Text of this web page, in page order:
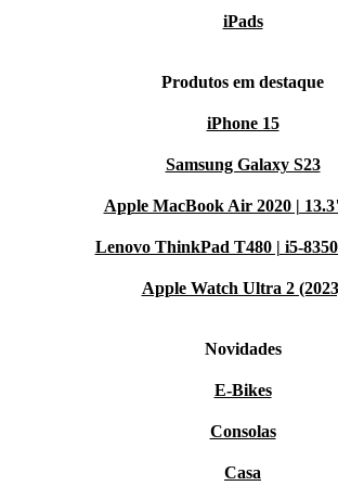
iPads
Produtos em destaque
iPhone 15
Samsung Galaxy S23
Apple MacBook Air 2020 |
Lenovo ThinkPad T480 | i5-
Apple Watch Ultra 2
Novidades
E-Bikes
Consolas
Casa